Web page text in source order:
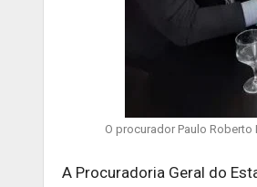
O procurador Paulo
A Procuradoria Geral do